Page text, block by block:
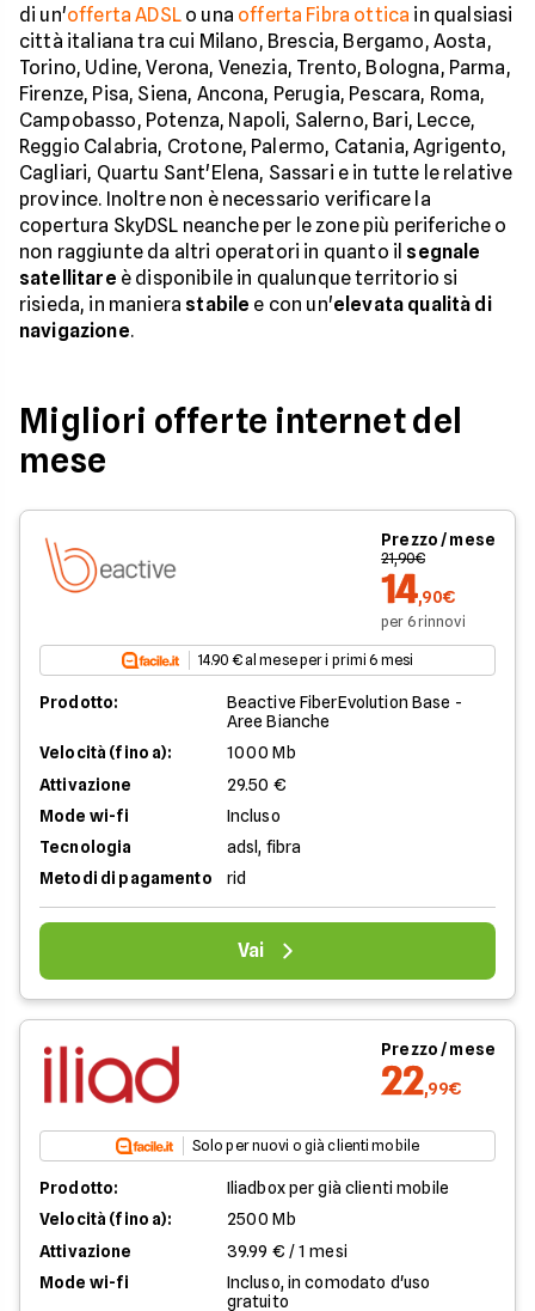
di un'offerta ADSL o una offerta Fibra ottica in qualsiasi
città italiana tra cui Milano, Brescia, Bergamo, Aosta,
Torino, Udine, Verona, Venezia, Trento, Bologna, Parma,
Firenze, Pisa, Siena, Ancona, Perugia, Pescara, Roma,
Campobasso, Potenza, Napoli, Salerno, Bari, Lecce,
Reggio Calabria, Crotone, Palermo, Catania, Agrigento,
Cagliari, Quartu Sant'Elena, Sassari e in tutte le relative
province. Inoltre non è necessario verificare la
copertura SkyDSL neanche per le zone più periferiche o
non raggiunte da altri operatori in quanto il segnale
satellitare è disponibile in qualunque territorio si
risieda, in maniera stabile e con un'elevata qualità di
navigazione.
Migliori offerte internet del
mese
Prezzo / mese
21,90€
14,90€
per 6 rinnovi
14.90 € al mese per i primi 6 mesi
Prodotto:
Beactive FiberEvolution Base -
Aree Bianche
Velocità (fino a):
1000 Mb
Attivazione
29.50 €
Mode wi-fi
Incluso
Tecnologia
adsl, fibra
Metodi di pagamento
rid
Vai
Prezzo / mese
22,99€
Solo per nuovi o già clienti mobile
Prodotto:
Iliadbox per già clienti mobile
Velocità (fino a):
2500 Mb
Attivazione
39.99 € / 1 mesi
Mode wi-fi
Incluso, in comodato d'uso
gratuito